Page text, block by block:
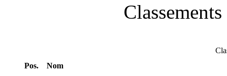
Pos.
Nom